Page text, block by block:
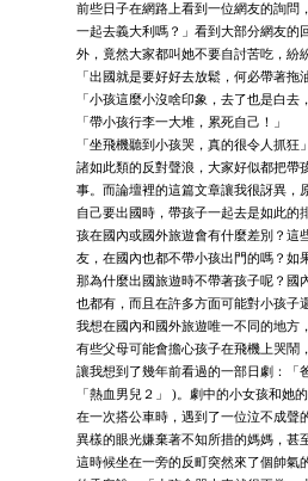
前些日子在網路上看到一位網友的詢問
一起去義大利嗎？」看到大部分網友的
外，竟然大家都叫她不要自討苦吃，紛
「出國就是要好好去放鬆，何必帶著拖
「小孩這麼小沒啥印象，去了也是白去
「帶小孩行李一大堆，累死自己！」
「坐飛機聽到小孩哭，真的很令人抓狂」
諸如此類的反對聲浪，大家好似都把帶
事。而論壇裡的這篇文章讓我很訝異，
自己要出國時，帶孩子一起去是如此的
孩在國內或國外旅遊會有什麼差別？這
友，在國內也都不帶小孩出門的嗎？如
那為什麼出國旅遊時不帶著孩子呢？國
也都有，而且在許多方面可能對小孩子
我想在國內和國外旅遊唯一不同的地方
有些父母可能會擔心孩子在飛機上哭鬧
讓我想到了幾年前看過的一部日劇：「
「熱血男兒２」 )。劇中的小女孩和她
在一次搭公車時，遇到了一位泣不成聲
異樣的眼光嫌棄著不知所措的媽媽，甚
這時候坐在一旁的反町突然來了個帥氣